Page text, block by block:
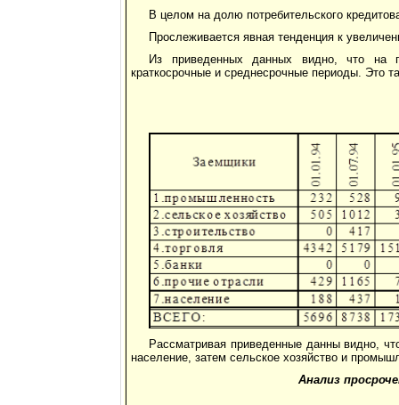
В целом на долю потребительского
Прослеживается явная тенденция к
Из приведенных данных видно, что на
краткосрочные и среднесрочные периоды. Это
Рассматривая приведенные данны видно,
население, затем сельское хозяйство и
Анализ